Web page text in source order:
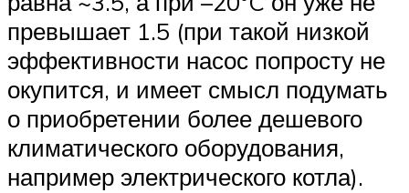
превышает 1.5 (при такой низкой
эффективности насос попросту не
окупится, и имеет смысл подумать
о приобретении более дешевого
климатического оборудования,
например электрического котла).